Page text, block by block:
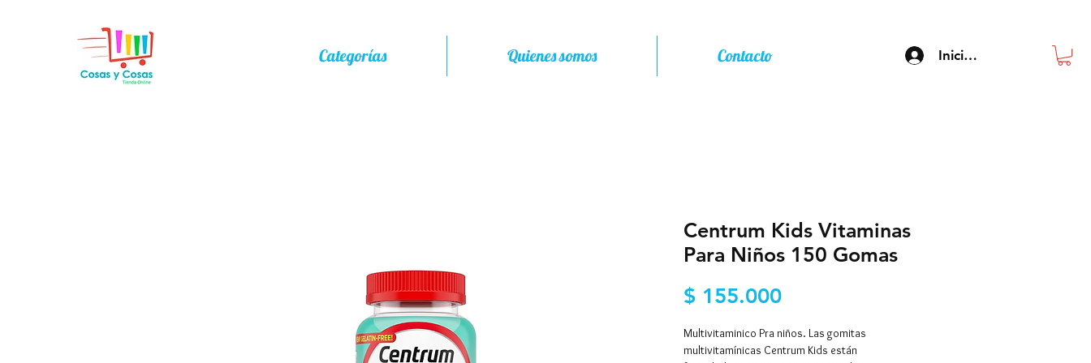
Categorías Quienes somos Contacto Inicia sesión
Centrum Kids Vitaminas
Para Niños 150 Gomas
$ 155.000Precio
Multivitaminico Pra niños. Las gomitas
multivitamínicas Centrum Kids están